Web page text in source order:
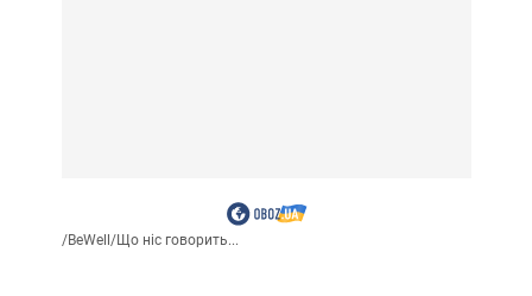
/BeWell/Що ніс говорить...